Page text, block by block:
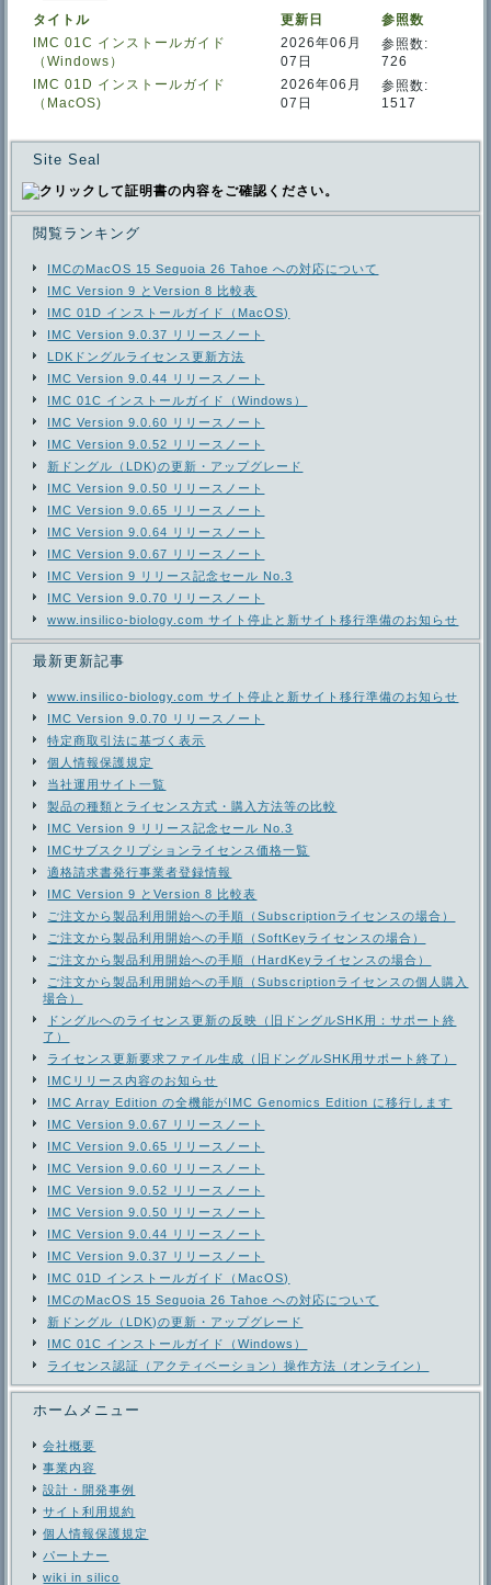
フ
ィ
ル
タ
数
タイトル 更新日
参照数
IMC 01C インストールガイド
（Windows）
2026年06月
07日
参照数:
726
IMC 01D インストールガイド
（MacOS)
2026年06月
07日
参照数:
1517
Site Seal
閲覧ランキング
IMCのMacOS 15 Sequoia 26 Tahoe への対応について
IMC Version 9 とVersion 8 比較表
IMC 01D インストールガイド（MacOS)
IMC Version 9.0.37 リリースノート
LDKドングルライセンス更新方法
IMC Version 9.0.44 リリースノート
IMC 01C インストールガイド（Windows）
IMC Version 9.0.60 リリースノート
IMC Version 9.0.52 リリースノート
新ドングル（LDK)の更新・アップグレード
IMC Version 9.0.50 リリースノート
IMC Version 9.0.65 リリースノート
IMC Version 9.0.64 リリースノート
IMC Version 9.0.67 リリースノート
IMC Version 9 リリース記念セール No.3
IMC Version 9.0.70 リリースノート
www.insilico-biology.com サイト停止と新サイト移行準備のお知らせ
最新更新記事
www.insilico-biology.com サイト停止と新サイト移行準備のお知らせ
IMC Version 9.0.70 リリースノート
特定商取引法に基づく表示
個人情報保護規定
当社運用サイト一覧
製品の種類とライセンス方式・購入方法等の比較
IMC Version 9 リリース記念セール No.3
IMCサブスクリプションライセンス価格一覧
適格請求書発行事業者登録情報
IMC Version 9 とVersion 8 比較表
ご注文から製品利用開始への手順（Subscriptionライセンスの場合）
ご注文から製品利用開始への手順（SoftKeyライセンスの場合）
ご注文から製品利用開始への手順（HardKeyライセンスの場合）
ご注文から製品利用開始への手順（Subscriptionライセンスの個人購入
場合）
ドングルへのライセンス更新の反映（旧ドングルSHK用：サポート終
了）
ライセンス更新要求ファイル生成（旧ドングルSHK用サポート終了）
IMCリリース内容のお知らせ
IMC Array Edition の全機能がIMC Genomics Edition に移行します
IMC Version 9.0.67 リリースノート
IMC Version 9.0.65 リリースノート
IMC Version 9.0.60 リリースノート
IMC Version 9.0.52 リリースノート
IMC Version 9.0.50 リリースノート
IMC Version 9.0.44 リリースノート
IMC Version 9.0.37 リリースノート
IMC 01D インストールガイド（MacOS)
IMCのMacOS 15 Sequoia 26 Tahoe への対応について
新ドングル（LDK)の更新・アップグレード
IMC 01C インストールガイド（Windows）
ライセンス認証（アクティベーション）操作方法（オンライン）
ホームメニュー
会社概要
事業内容
設計・開発事例
サイト利用規約
個人情報保護規定
パートナー
wiki in silico